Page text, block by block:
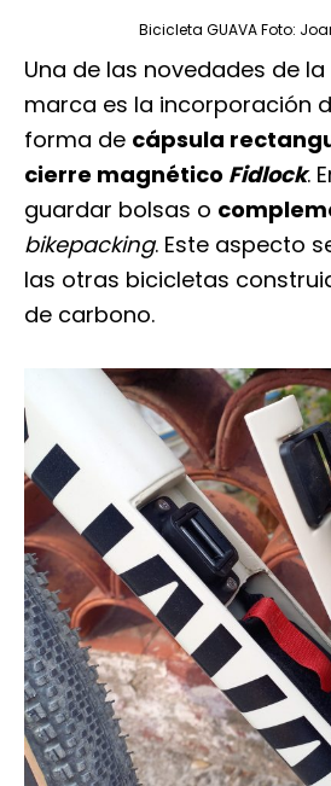
Bicicleta GUAVA Foto:
Una de las novedades de
marca es la incorporación
forma de cápsula
cierre magnético Fidlock.
guardar bolsas o
bikepacking. Este aspecto
las otras bicicletas
de carbono.